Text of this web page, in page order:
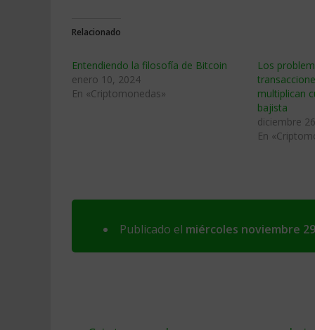
Relacionado
Entendiendo la filosofía de Bitcoin
enero 10, 2024
En «Criptomonedas»
Los
multiplican
bajista
diciembre
En
Publicado el miércoles noviembre